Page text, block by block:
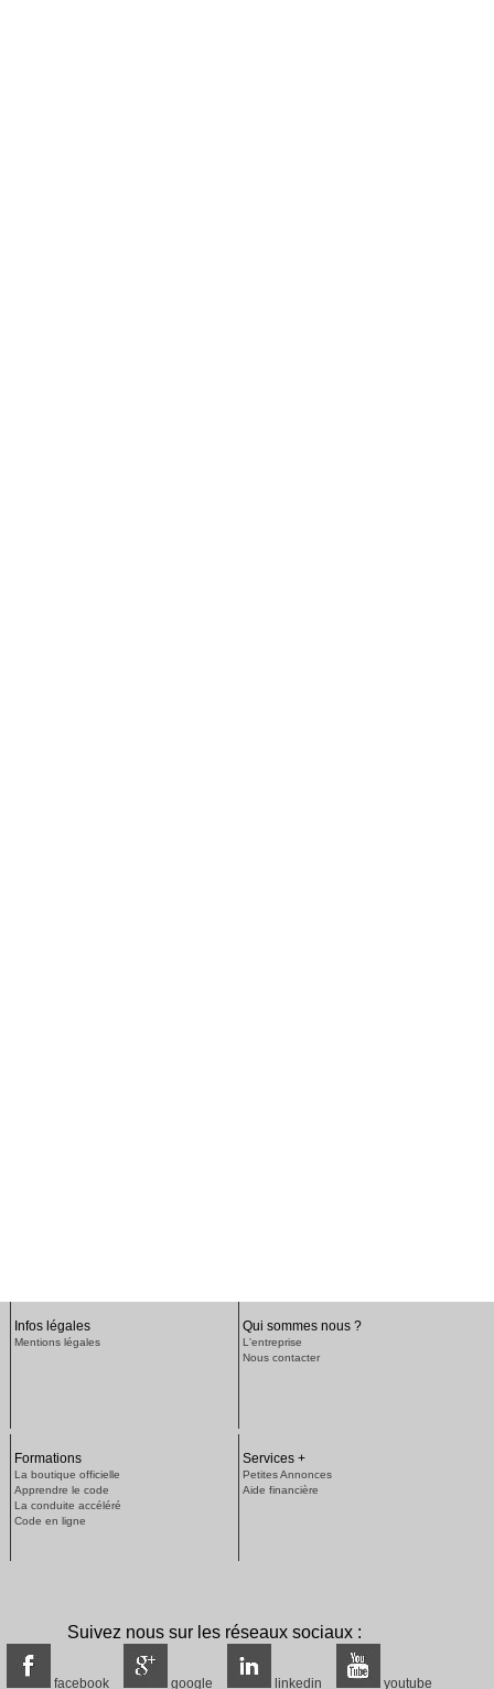
Infos légales
Mentions légales
Qui sommes nous ?
L'entreprise
Nous contacter
Formations
La boutique officielle
Apprendre le code
La conduite accéléré
Code en ligne
Services +
Petites Annonces
Aide financière
Suivez nous sur les réseaux sociaux :
facebook google linkedin youtube